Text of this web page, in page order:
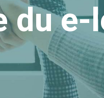
du e-